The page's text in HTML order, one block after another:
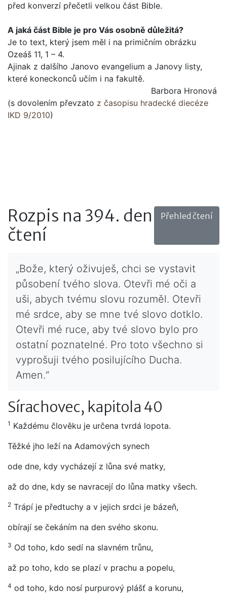
před konverzí přečetli velkou část Bible.
A jaká část Bible je pro Vás osobně důležitá?
Je to text, který jsem měl i na primičním obrázku
Ozeáš 11, 1 – 4.
Ajinak z dalšího Janovo evangelium a Janovy listy,
které koneckonců učím i na fakultě.
Barbora Hronová
(s dovolením převzato z časopisu hradecké diecéze
IKD 9/2010)
Rozpis na 394. den
čtení
Přehled čtení
„Bože, který oživuješ, chci se vystavit
působení tvého slova. Otevři mé oči a
uši, abych tvému slovu rozuměl. Otevři
mé srdce, aby se mne tvé slovo dotklo.
Otevři mé ruce, aby tvé slovo bylo pro
ostatní poznatelné. Pro toto všechno si
vyprošuji tvého posilujícího Ducha.
Amen.“
Sírachovec, kapitola 40
1 Každému člověku je určena tvrdá lopota.
Těžké jho leží na Adamových synech
ode dne, kdy vycházejí z lůna své matky,
až do dne, kdy se navracejí do lůna matky všech.
2 Trápí je předtuchy a v jejich srdci je bázeň,
obírají se čekáním na den svého skonu.
3 Od toho, kdo sedí na slavném trůnu,
až po toho, kdo se plazí v prachu a popelu,
4 od toho, kdo nosí purpurový plášť a korunu,